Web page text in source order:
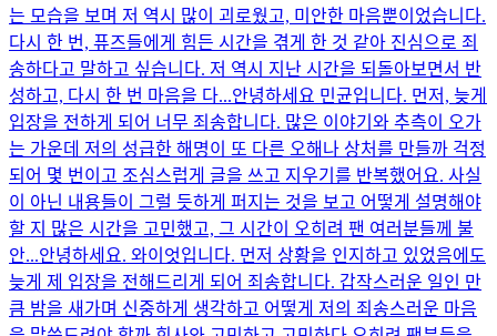
는 모습을 보며 저 역시 많이 괴로웠고, 미안한 마음뿐이었습니다.
다시 한 번, 퓨즈들에게 힘든 시간을 겪게 한 것 같아 진심으로 죄
송하다고 말하고 싶습니다. 저 역시 지난 시간을 되돌아보면서 반
성하고, 다시 한 번 마음을 다...안녕하세요 민균입니다. 먼저, 늦게
입장을 전하게 되어 너무 죄송합니다. 많은 이야기와 추측이 오가
는 가운데 저의 성급한 해명이 또 다른 오해나 상처를 만들까 걱정
되어 몇 번이고 조심스럽게 글을 쓰고 지우기를 반복했어요. 사실
이 아닌 내용들이 그럴 듯하게 퍼지는 것을 보고 어떻게 설명해야
할 지 많은 시간을 고민했고, 그 시간이 오히려 팬 여러분들께 불
안...안녕하세요. 와이엇입니다. 먼저 상황을 인지하고 있었음에도
늦게 제 입장을 전해드리게 되어 죄송합니다. 갑작스러운 일인 만
큼 밤을 새가며 신중하게 생각하고 어떻게 저의 죄송스러운 마음